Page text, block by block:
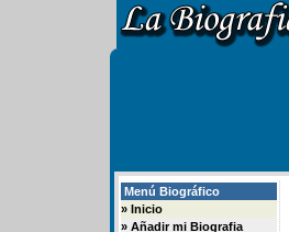
Menú Biográfico
» Inicio
» Añadir mi Biografia